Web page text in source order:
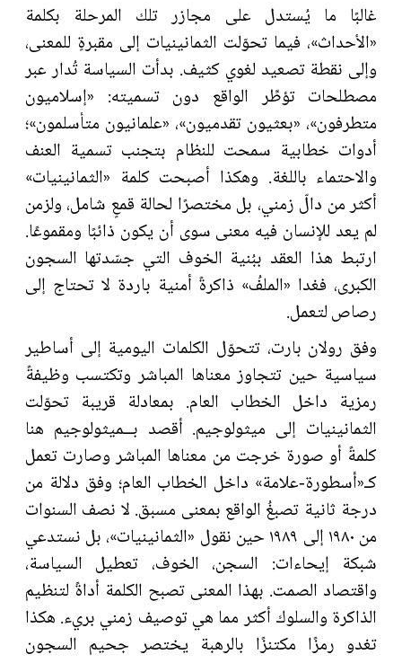
غالبًا ما يُستدل على مجازر تلك المرحلة بكلمة
«الأحداث»، فيما تحوّلت الثمانينيات إلى مقبرةٍ للمعنى،
وإلى نقطة تصعيد لغوي كثيف. بدأت السياسة تُدار عبر
مصطلحات تؤطِّر الواقع دون تسميته: «إسلاميون
متطرفون»، «بعثيون تقدميون»، «علمانيون متأسلمون»؛
أدوات خطابية سمحت للنظام بتجنب تسمية العنف
والاحتماء باللغة. وهكذا أصبحت كلمة «الثمانينيات»
أكثر من دالّ زمني، بل مختصرًا لحالة قمعٍ شامل، ولزمن
لم يعد للإنسان فيه معنى سوى أن يكون ذائبًا ومقموعًا.
ارتبط هذا العقد ببُنية الخوف التي جسّدتها السجون
الكبرى، فغدا «الملفُ» ذاكرةً أمنية باردة لا تحتاج إلى
رصاص لتعمل.
وفق رولان بارت، تتحوّل الكلمات اليومية إلى أساطير
سياسية حين تتجاوز معناها المباشر وتكتسب وظيفةً
رمزية داخل الخطاب العام. بمعادلة قريبة تحوّلت
الثمانينيات إلى ميثولوجيم. أقصد بــميثولوجيم هنا
كلمةً أو صورة خرجت من معناها المباشر وصارت تعمل
كـ«أسطورة-علامة» داخل الخطاب العام؛ وفق دلالة من
درجة ثانية تصبغُ الواقع بمعنى مسبق. لا نصف السنوات
من ١٩٨٠ إلى ١٩٨٩ حين نقول «الثمانينيات»، بل نستدعي
شبكة إيحاءات: السجن، الخوف، تعطيل السياسة،
واقتصاد الصمت. بهذا المعنى تصبح الكلمة أداةً لتنظيم
الذاكرة والسلوك أكثر مما هي توصيف زمني بريء. هكذا
تغدو رمزًا مكتنزًا بالرهبة يختصر جحيم السجون